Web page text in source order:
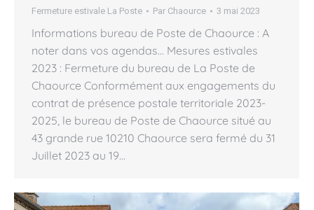
Fermeture estivale La Poste Par Chaource 3 mai 2023
Informations bureau de Poste de Chaource : A
noter dans vos agendas… Mesures estivales
2023 : Fermeture du bureau de La Poste de
Chaource Conformément aux engagements du
contrat de présence postale territoriale 2023-
2025, le bureau de Poste de Chaource situé au
43 grande rue 10210 Chaource sera fermé du 31
Juillet 2023 au 19…